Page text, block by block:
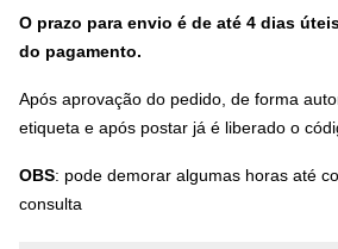
O prazo para envio é de até 4 dias
do pagamento.
Após aprovação do pedido, de forma
etiqueta e após postar já é liberado o
OBS: pode demorar algumas horas até
consulta